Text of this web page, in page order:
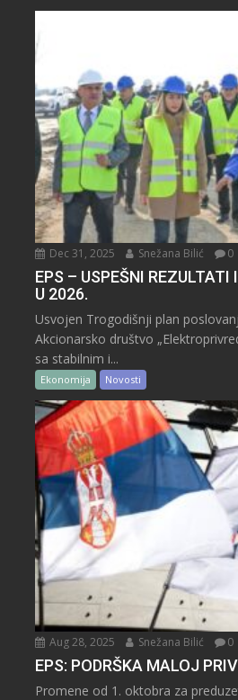
Dec 31, 2025 Snežana Bilić 0
EPS – USPEŠNI REZULTATI
U 2026.
Usvojen Trogodišnji plan
Akcionarsko društvo
sa stabilnim i...
Ekonomija Novosti
Aug 28, 2025 Snežana Bilić 0
EPS: PODRŠKA MALOJ
Promene od 1. oktobra za